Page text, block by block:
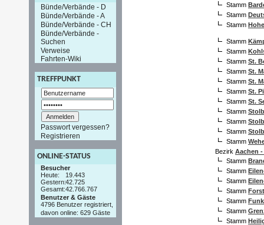
Bünde/Verbände - D
Bünde/Verbände - A
Bünde/Verbände - CH
Bünde/Verbände -
Suchen
Verweise
Fahrten-Wiki
TREFFPUNKT
Passwort vergessen?
Registrieren
ONLINE-STATUS
Besucher
Heute:
19.443
Gestern:42.725
Gesamt:42.766.767
Benutzer & Gäste
4796 Benutzer registriert,
davon online: 629 Gäste
Stamm
Stamm
Stamm
Stamm
Stamm
Stamm St.
Stamm St.
Stamm St.
Stamm St.
Stamm St.
Stamm
Stamm
Stamm
Stamm
Bezirk Aachen
Stamm
Stamm
Stamm
Stamm
Stamm
Stamm
Stamm